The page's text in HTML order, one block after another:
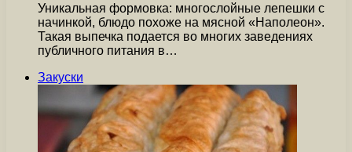
Уникальная формовка: многослойные лепешки с
начинкой, блюдо похоже на мясной «Наполеон».
Такая выпечка подается во многих заведениях
публичного питания в…
Закуски